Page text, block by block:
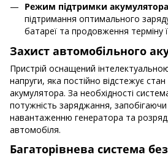
Режим підтримки акумулятора
підтримання оптимального
батареї та продовження терміну
Захист автомобільного
Пристрій оснащений
напруги, яка постійно відстежує
акумулятора. За необхідності
потужність заряджання,
навантаженню генератора та
автомобіля.
Багаторівнева система